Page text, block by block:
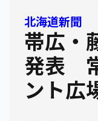
北海道新聞
帯広・
発表
ント